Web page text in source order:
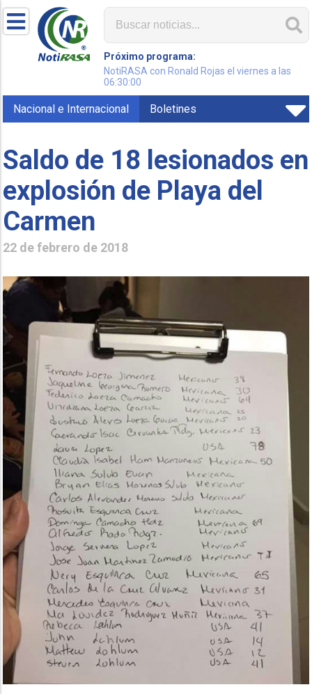
Próximo programa:
NotiRASA con Ronald Rojas el viernes a las
06:30:00
Nacional e Internacional Boletines
Saldo de 18 lesionados en
explosión de Playa del
Carmen
22 de febrero de 2018